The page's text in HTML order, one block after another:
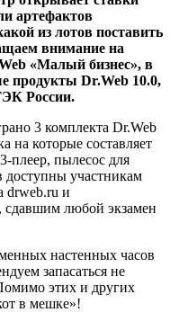
артефактов
из лотов поставить
внимание на
«Малый бизнес», в
продукты Dr.Web 10.0,
России.
3 комплекта Dr.Web
на которые составляет
плеер, пылесос для
доступны участникам
drweb.ru и
сдавшим любой экзамен
настенных часов
запасаться не
этих и других
в мешке»!